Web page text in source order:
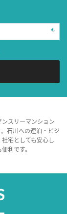
スリーマンション
石川への連泊・ビジ
宅としても安心し
利です。